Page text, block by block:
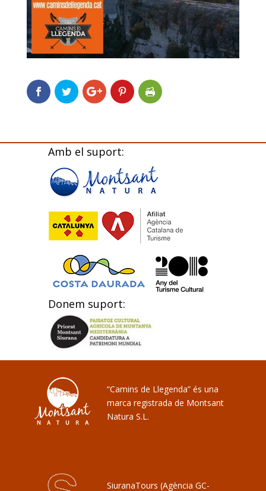
Amb el suport:
Donem suport:
“Camins de Llegenda” és una
marca registrada de Montsant
Natura S.L.
SiuranaTours (Agència GC-